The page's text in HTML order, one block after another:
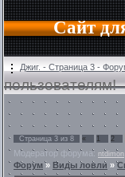
Сайт
Джиг. - Страница 3 -
пользователям!
Страница 3 из 8 « 1 2
Модератор форума: ntdimon
Форум» Виды ловли »